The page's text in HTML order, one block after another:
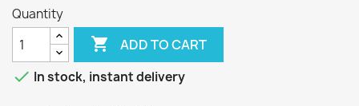
Quantity
 ADD TO CART
 In stock, instant delivery